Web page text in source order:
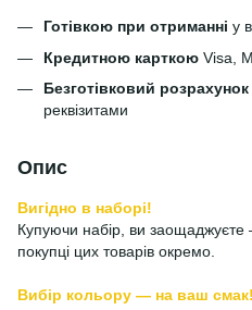
Готівкою при отриманні у
Кредитною карткою Visa,
Безготівковий розрахунок
реквізитами
Опис
Вигідно в наборі!
Купуючи набір, ви заощаджуєте
покупці цих товарів окремо.
Вибір кольору — на ваш смак!